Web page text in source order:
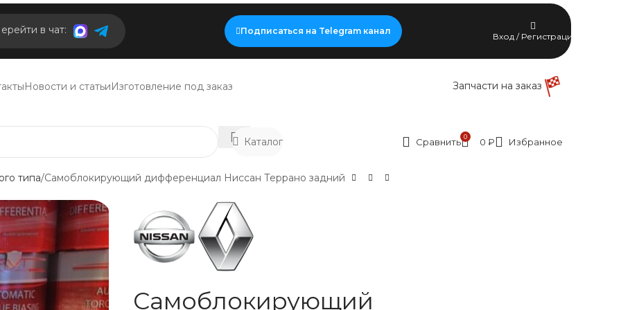
в чат: Подписаться на Telegram канал
Вход / Регистрация
Новости и статьиИзготовление под заказ Запчасти на заказ
Каталог Сравнить 0 0 ₽ Избранное
типа Самоблокирующий дифференциал Ниссан Террано задний
Самоблокирующий